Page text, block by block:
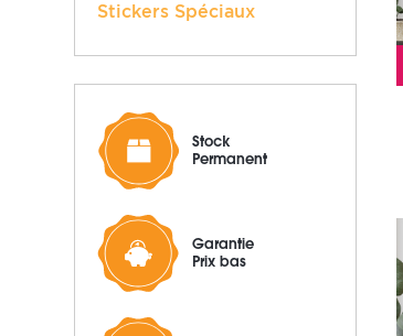
Stickers Spéciaux
Stock
Permanent
Garantie
Prix bas